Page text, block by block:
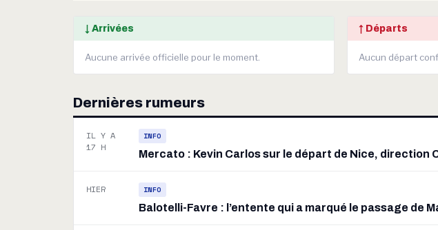
↓ Arrivées
Aucune arrivée officielle pour le moment.
↑ Départs
Aucun départ
Dernières rumeurs
IL Y A
17 H
INFO
Mercato : Kevin Carlos sur le départ de Nice, direction
HIER INFO
Balotelli-Favre : l’entente qui a marqué le passage de